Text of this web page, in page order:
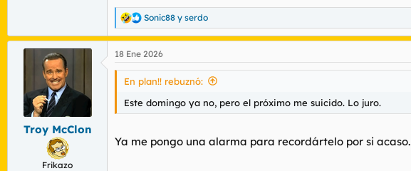
R
e
a
c
c
e
:
Sonic88 y serdo
Troy McClon
Frikazo
18 Ene 2026
En plan!! rebuznó:
Este domingo ya no, pero el próximo me suicido. Lo juro.
Ya me pongo una alarma para recordártelo por si acaso.